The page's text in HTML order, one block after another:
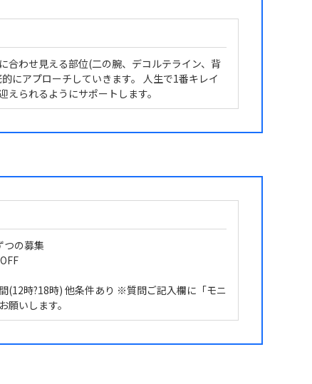
合わせ見える部位(二の腕、デコルテライン、背
にアプローチしていきます。 人生で1番キレイ
えられるようにサポートします。
つの募集
(12時?18時) 他条件あり ※質問ご記入欄に「モニ
願いします。